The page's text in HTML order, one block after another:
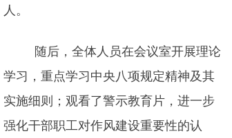
人。
随后，全体人员在会议室开展理论
学习，重点学习中央八项规定精神及其
实施细则；观看了警示教育片，进一步
强化干部职工对作风建设重要性的认